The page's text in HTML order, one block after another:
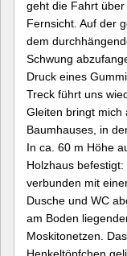
geht die Fahrt
Fernsicht. Auf der
dem
Schwung
Druck eines
Treck führt uns
Gleiten bringt mich
Baumhauses, in
In ca. 60 m Höhe
Holzhaus
verbunden mit
Dusche und WC
am Boden
Moskitonetzen.